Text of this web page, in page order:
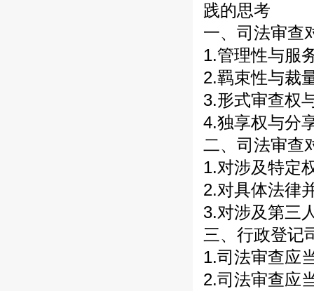
践的思考
一、司法审查
1.管理性与服
2.羁束性与裁
3.形式审查权
4.独享权与分
二、司法审查
1.对涉及特定
2.对具体法律
3.对涉及第三
三、行政登记
1.司法审查应
2.司法审查应